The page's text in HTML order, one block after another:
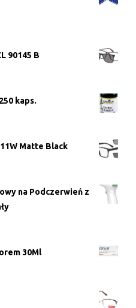
90145 B
kaps.
Matte Black
na Podczerwień z
30Ml